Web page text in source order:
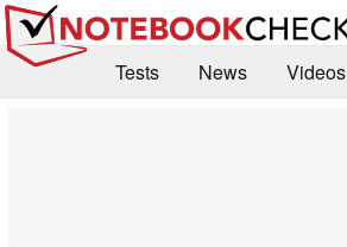
Tests News
Videos